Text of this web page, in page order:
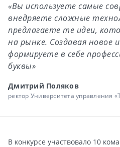
«Вы используете самые
внедряете сложные
предлагаете те идеи,
на рынке. Создавая новое
формируете в себе
буквы»
Дмитрий Поляков
ректор Университета управления
В конкурсе участвовало 10